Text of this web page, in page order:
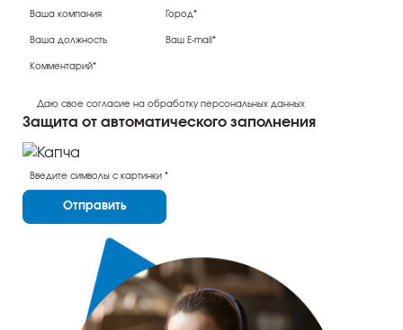
Даю свое согласие на обработку персональных данных
Защита от автоматического заполнения
Отправить